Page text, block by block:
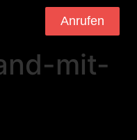
Anrufen
mit-